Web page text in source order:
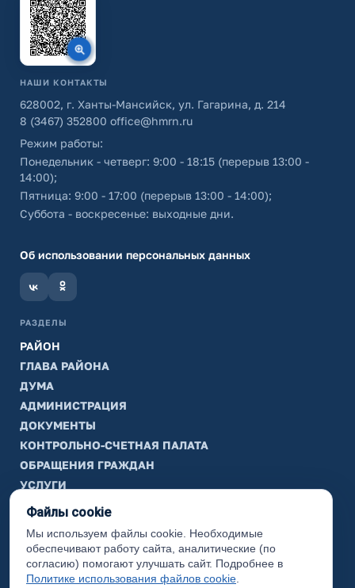
НАШИ КОНТАКТЫ
628002, г. Ханты-Мансийск, ул. Гагарина, д. 214
8 (3467) 352800 office@hmrn.ru
Режим работы:
Понедельник - четверг: 9:00 - 18:15 (перерыв 13:00 -
14:00);
Пятница: 9:00 - 17:00 (перерыв 13:00 - 14:00);
Суббота - воскресенье: выходные дни.
Об использовании персональных данных
РАЗДЕЛЫ
РАЙОН
ГЛАВА РАЙОНА
ДУМА
АДМИНИСТРАЦИЯ
ДОКУМЕНТЫ
КОНТРОЛЬНО-СЧЕТНАЯ ПАЛАТА
ОБРАЩЕНИЯ ГРАЖДАН
УСЛУГИ
ТИК
ИНФОРМАЦИЯ
Законодательная карта
Карта сайта
Файлы cookie
Мы используем файлы cookie. Необходимые
обеспечивают работу сайта, аналитические (по
согласию) помогают улучшать сайт. Подробнее в
Политике использования файлов cookie